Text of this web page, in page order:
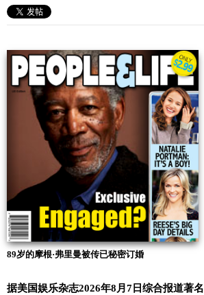
89岁的摩根·弗里曼被传已秘密订婚
据美国娱乐杂志2026年8月7日综合报道著名